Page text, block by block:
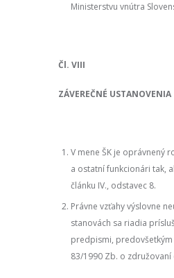
Ministerstvu vnútra
Čl. VIII
ZÁVEREČNÉ USTANOVENIA
V mene ŠK je oprávnený
a ostatní funkcionári tak,
článku IV., odstavec 8.
Právne vzťahy výslovne
stanovách sa riadia
predpismi, predovšetkým
83/1990 Zb. o združovaní